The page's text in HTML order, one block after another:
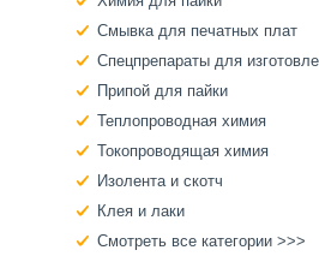
Смывка для печатных плат
Спецпрепараты для
Припой для пайки
Теплопроводная химия
Токопроводящая химия
Изолента и скотч
Клея и лаки
Смотреть все категории >>>